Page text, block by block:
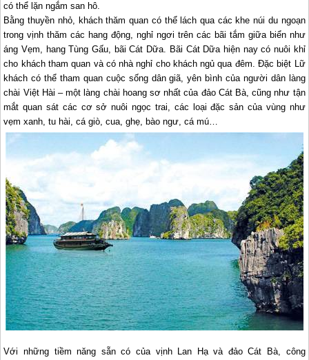
có thể lặn ngắm san hô.
Bằng thuyền nhỏ, khách thăm quan có thể lách qua các khe núi du ngoạn
trong vịnh thăm các hang động, nghỉ ngơi trên các bãi tắm giữa biển như
áng Vẹm, hang Tùng Gấu, bãi Cát Dữa. Bãi Cát Dữa hiện nay có nuôi khỉ
cho khách tham quan và có nhà nghỉ cho khách ngủ qua đêm. Đặc biệt Lữ
khách có thể tham quan cuộc sống dân giã, yên bình của người dân làng
chài Việt Hài – một làng chài hoang sơ nhất của đảo Cát Bà, cũng như tận
mắt quan sát các cơ sở nuôi ngọc trai, các loại đặc sản của vùng như
vẹm xanh, tu hài, cá giò, cua, ghẹ, bào ngư, cá mú…
Với những tiềm năng sẵn có của vịnh Lan Hạ và đảo Cát Bà, công